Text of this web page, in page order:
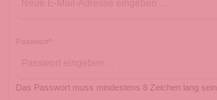
Passwort*
Das Passwort muss mindestens 8 Zeichen lang sein.